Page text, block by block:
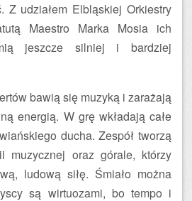
Z udziałem Elbląskiej Orkiestry
Maestro Marka Mosia ich
jeszcze silniej i bardziej
bawią się muzyką i zarażają
energią. W grę wkładają całe
ducha. Zespół tworzą
muzycznej oraz górale, którzy
ludową siłę. Śmiało można
są wirtuozami, bo tempo i